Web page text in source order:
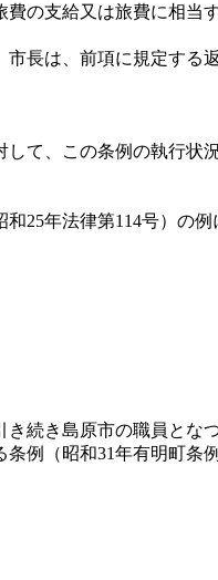
の支給又は旅費に相当
長は、前項に規定する
て、この条例の執行状
25年法律第114号）の例
続き島原市の職員とな
例（昭和31年有明町条